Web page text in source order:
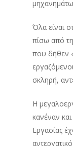
Όλα είναι
πίσω από
που δήθεν
σκληρή,
Η
κανέναν
Εργασίας